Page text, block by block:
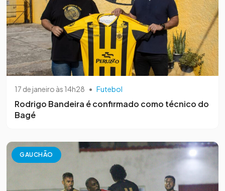
17 de janeiro às 14h28 • Futebol
Rodrigo Bandeira é confirmado como técnico do
Bagé
GAUCHÃO